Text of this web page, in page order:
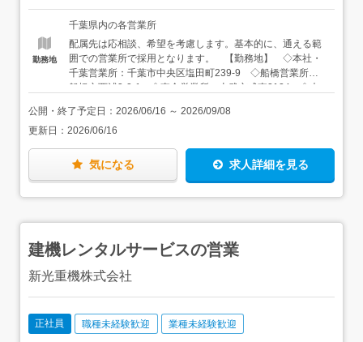
質問タイムを取るなど、勉強会も行っています。
級、2級 10,000円（建設機械整備士1級、2級を両方お持
ちの方は20,000円） 油圧調整士2級 10,000円
勤務地
千葉県内の各営業所
配属先は応相談、希望を考慮します。基本的に、通える範
囲での営業所で採用となります。 【勤務地】 ◇本社・
千葉営業所：千葉市中央区塩田町239-9 ◇船橋営業所：
船橋市西浦3-2-1 ◇東金営業所：山武市成東2124 ◇木
中里90-2 ◇成田営業所：成田市十余三30-17 ◇八千代
営業所：八千代市下高野511 ◇柏営業所：柏市風早1-5-5
風早工業団地内 ◇松戸営業所：松戸市松飛台419 松飛台
工業団地内 ◇茂原営業所：長生郡長生村七井土2000-3
◇館山営業所：千葉県館山市薗56 【アクセス】 ◇本
田営業所：東武アーバンパークライン「川間駅」より徒歩
分 ◇八千代営業所：東葉高速線「村上駅」より車で9
車で5分 ◇茂原営業所：JR外房線「茂原駅」より車で15
分 ◇館山営業所：JR内房線「九重駅」より車で4分 ※
公開・終了予定日： 2026/06/16 ～ 2026/09/08
更新日： 2026/06/16
気になる 求人詳細を見る
建機レンタルサービスの営業
新光重機株式会社
正社員 職種未経験歓迎 業種未経験歓迎